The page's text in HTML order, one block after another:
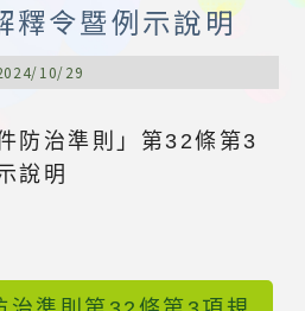
釋令暨例示說明
10/29
防治準則」第32條第3
說明